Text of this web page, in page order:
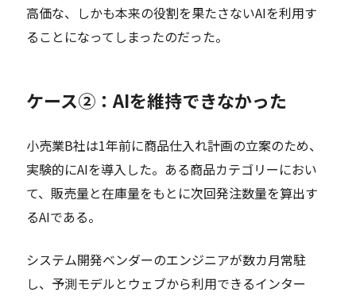
高価な、しかも本来の役割を果たさないAIを利用す
ることになってしまったのだった。
ケース②：AIを維持できなかった
小売業B社は1年前に商品仕入れ計画の立案のため、
実験的にAIを導入した。ある商品カテゴリーにおい
て、販売量と在庫量をもとに次回発注数量を算出す
るAIである。
システム開発ベンダーのエンジニアが数カ月常駐
し、予測モデルとウェブから利用できるインター